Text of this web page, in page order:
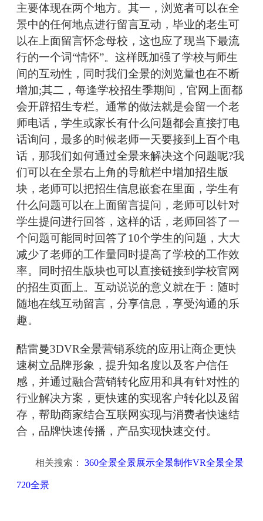
主要体现在两个地方。其一，浏览者可以在全
景中的任何地点进行留言互动，毕业的老生可
以在上面留言怀念母校，这也应了现当下最流
行的一个词“情怀”。这样既加强了学校与师生
间的互动性，同时我们全景的浏览量也在不断
增加;其二，每逢学校招生季期间，官网上面都
会开辟招生专栏。通常的做法就是会留一个老
师电话，学生或家长有什么问题都会直接打电
话询问，最多的时候老师一天要接到上百个电
话，那我们如何通过全景来解决这个问题呢?我
们可以在全景右上角的导航栏中增加招生版
块，老师可以把招生信息嵌套在里面，学生有
什么问题可以在上面留言提问，老师可以针对
学生提问进行回答，这样的话，老师回答了一
个问题可能同时回答了10个学生的问题，大大
减少了老师的工作量同时提高了学校的工作效
率。同时招生版块也可以直接链接到学校官网
的招生页面上。互动说说的意义就在于：随时
随地在线互动留言，分享信息，享受沟通的乐
趣。
酷雷曼3DVR全景营销系统的应用让商企更快
速树立品牌形象，提升知名度以及客户信任
感，并通过融合营销转化应用和具有针对性的
行业解决方案，更快速的实现客户转化以及留
存，帮助商家结合互联网实现与消费者快速结
合，品牌快速传播，产品实现快速交付。
相关搜索： 360全景全景展示全景制作VR全景全景
720全景